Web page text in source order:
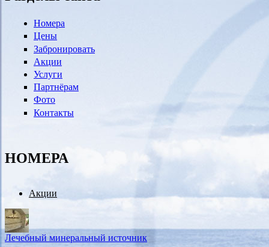
Номера
Цены
Забронировать
Акции
Услуги
Партнёрам
Фото
Контакты
НОМЕРА
Акции
Лечебный минеральный источник